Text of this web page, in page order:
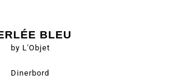
BLEU
by L'Objet
Dinerbord